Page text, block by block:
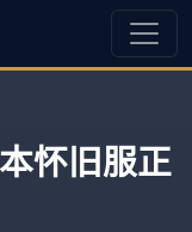
怀旧服正